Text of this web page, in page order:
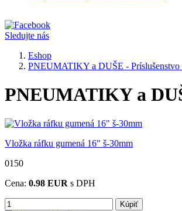
Sledujte nás
Eshop
PNEUMATIKY a DUŠE - Príslušenstvo
PNEUMATIKY a
Vložka ráfku gumená 16" š-30mm
0150
Cena: 0.98 EUR s DPH
Kúpiť